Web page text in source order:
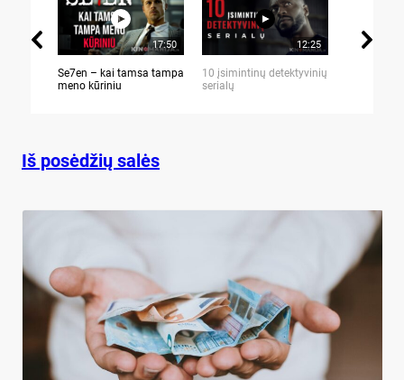
17:50
Se7en – kai tamsa tampa
meno kūriniu
12:25
10 įsimintinų detektyvinių
serialų
Iš posėdžių salės